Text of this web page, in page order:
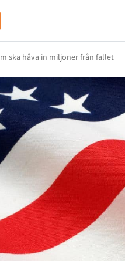
ska håva in miljoner från fallet